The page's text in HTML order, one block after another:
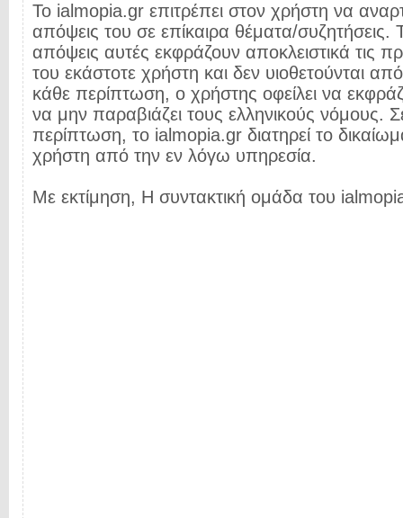
Το ialmopia.gr επιτρέπει στον χρήστη να
απόψεις του σε επίκαιρα θέματα/συζητήσεις.
απόψεις αυτές εκφράζουν αποκλειστικά τις
του εκάστοτε χρήστη και δεν υιοθετούνται
κάθε περίπτωση, ο χρήστης οφείλει να
να μην παραβιάζει τους ελληνικούς νόμους.
περίπτωση, το ialmopia.gr διατηρεί το
χρήστη από την εν λόγω υπηρεσία.
Με εκτίμηση, Η συντακτική ομάδα του